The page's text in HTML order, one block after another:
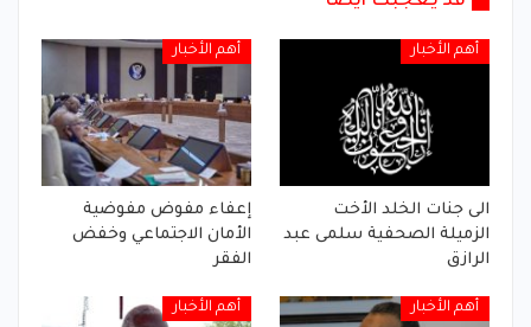
أهم الأخبار
الى جنات الخلد الأخت
الزميلة الصحفية سلمى عبد
الرازق
أهم الأخبار
إعفاء مفوض مفوضية
الأمان الاجتماعي وخفض
الفقر
أهم الأخبار أهم الأخبار